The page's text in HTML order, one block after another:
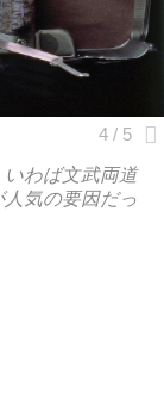
わば文武両道
気の要因だっ